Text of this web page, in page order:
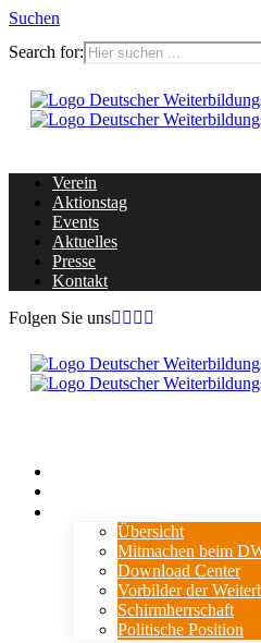
Suchen
Search for:
Verein
Aktionstag
Events
Aktuelles
Presse
Kontakt
Folgen Sie uns
Übersicht
Mitmachen beim
Download Center
Vorbilder der
Schirmherrschaft
Politische Position